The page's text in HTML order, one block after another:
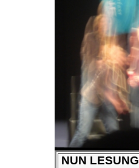
NUN LESUNG